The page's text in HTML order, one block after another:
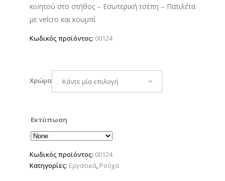
κινητού στο στήθος – Εσωτερική τσέπη – Πατιλέτα
με velcro και κουμπί
Κωδικός προϊόντος: 00124
Χρώμα Κάντε μία επιλογή
Εκτύπωση
Κωδικός προϊόντος: 00124
Κατηγορίες: Εργατικά, Ρούχα